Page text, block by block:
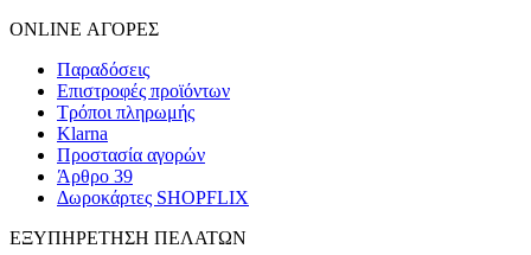
ONLINE ΑΓΟΡΕΣ
Παραδόσεις
Επιστροφές προϊόντων
Τρόποι πληρωμής
Klarna
Προστασία αγορών
Άρθρο 39
Δωροκάρτες SHOPFLIX
ΕΞΥΠΗΡΕΤΗΣΗ ΠΕΛΑΤΩΝ